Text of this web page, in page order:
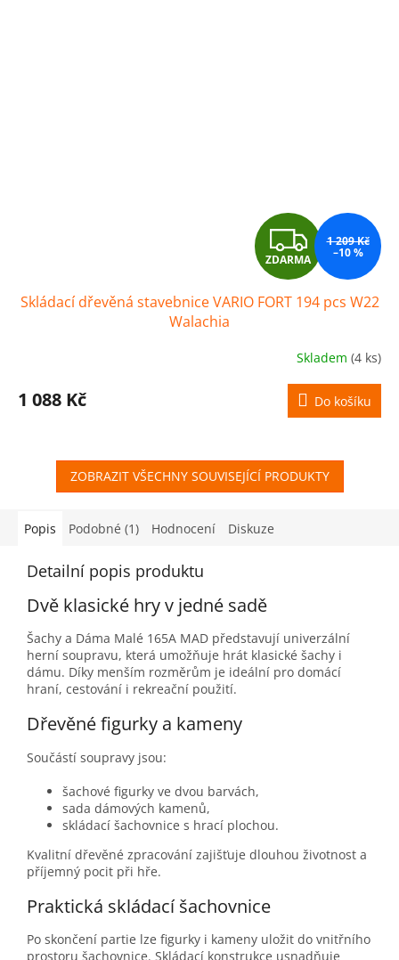
Z
D
A
R
M
A
ZDARMA
1 209 Kč
–10 %
Skládací dřevěná stavebnice VARIO FORT 194 pcs W22
Walachia
Skladem (4 ks)
1 088 Kč Do košíku
ZOBRAZIT VŠECHNY SOUVISEJÍCÍ PRODUKTY
Popis Podobné (1) Hodnocení Diskuze
Detailní popis produktu
Dvě klasické hry v jedné sadě
Šachy a Dáma Malé 165A MAD představují univerzální
herní soupravu, která umožňuje hrát klasické šachy i
dámu. Díky menším rozměrům je ideální pro domácí
hraní, cestování i rekreační použití.
Dřevěné figurky a kameny
Součástí soupravy jsou:
šachové figurky ve dvou barvách,
sada dámových kamenů,
skládací šachovnice s hrací plochou.
Kvalitní dřevěné zpracování zajišťuje dlouhou životnost a
příjemný pocit při hře.
Praktická skládací šachovnice
Po skončení partie lze figurky i kameny uložit do vnitřního
prostoru šachovnice. Skládací konstrukce usnadňuje